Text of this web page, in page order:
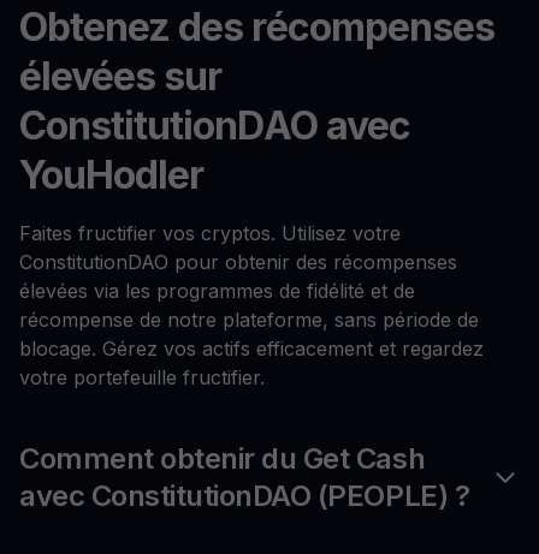
Obtenez des récompenses
élevées sur
ConstitutionDAO avec
YouHodler
Faites fructifier vos cryptos. Utilisez votre
ConstitutionDAO pour obtenir des récompenses
élevées via les programmes de fidélité et de
récompense de notre plateforme, sans période de
blocage. Gérez vos actifs efficacement et regardez
votre portefeuille fructifier.
Comment obtenir du Get Cash
avec ConstitutionDAO (PEOPLE) ?